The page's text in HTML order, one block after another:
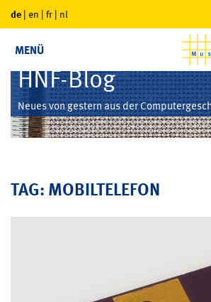
de | en | fr | nl
MENÜ
HNF-Blog
Neues von gestern aus der
TAG: MOBILTELEFON